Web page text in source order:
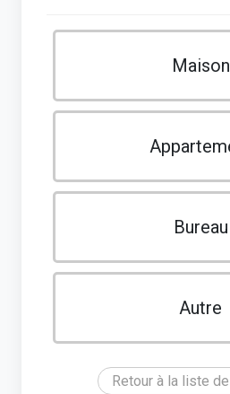
Maison
Bureau
Autre
Retour à la liste